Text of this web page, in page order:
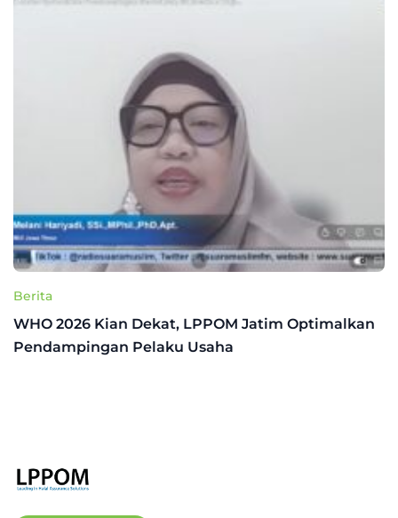
Berita
WHO 2026 Kian Dekat, LPPOM Jatim Optimalkan
Pendampingan Pelaku Usaha